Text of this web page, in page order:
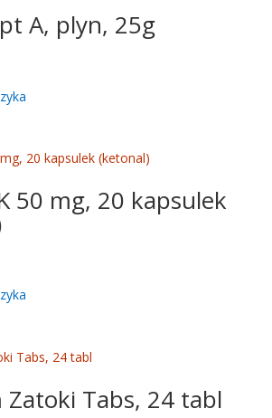
A, plyn, 25g
50 mg, 20 kapsulek
Tabs, 24 tabl